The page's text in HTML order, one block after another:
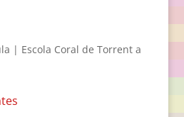
| Escola Coral de Torrent a